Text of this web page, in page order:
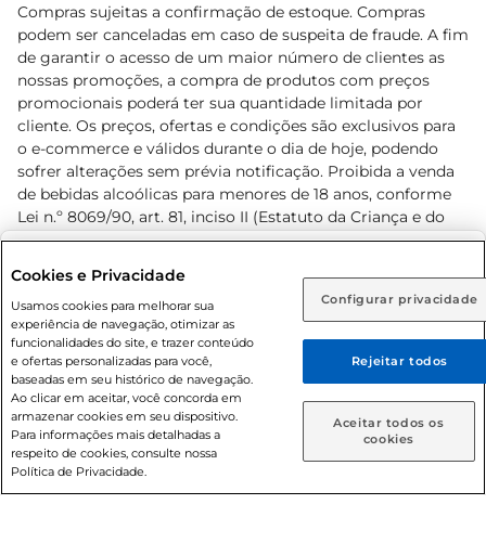
Rio de Janeiro (RJ) Goiás (GO)
Ou
Caso queira comprar online, informe como deseja receber
suas compras:
Entrega em casa Retire em Loja
Compras sujeitas a confirmação de estoque. Compras
podem ser canceladas em caso de suspeita de fraude. A fim
de garantir o acesso de um maior número de clientes as
nossas promoções, a compra de produtos com preços
promocionais poderá ter sua quantidade limitada por
cliente. Os preços, ofertas e condições são exclusivos para
o e-commerce e válidos durante o dia de hoje, podendo
sofrer alterações sem prévia notificação. Proibida a venda
de bebidas alcoólicas para menores de 18 anos, conforme
Lei n.º 8069/90, art. 81, inciso II (Estatuto da Criança e do
Adolescente). Preços e condições exclusivos para o
prévio. O valor mínimo para as compras on-line é de R$
80,00.
© 2026 Copyright. Todos os direitos
reservados Prezunic.
Cookies e Privacidade
Usamos cookies para melhorar sua
experiência de navegação, otimizar as
funcionalidades do site, e trazer conteúdo
e ofertas personalizadas para você,
baseadas em seu histórico de navegação.
Ao clicar em aceitar, você concorda em
armazenar cookies em seu dispositivo.
Para informações mais detalhadas a
respeito de cookies, consulte nossa
Política de Privacidade.
Configurar privacidade
Rejeitar todos
Aceitar todos os
cookies